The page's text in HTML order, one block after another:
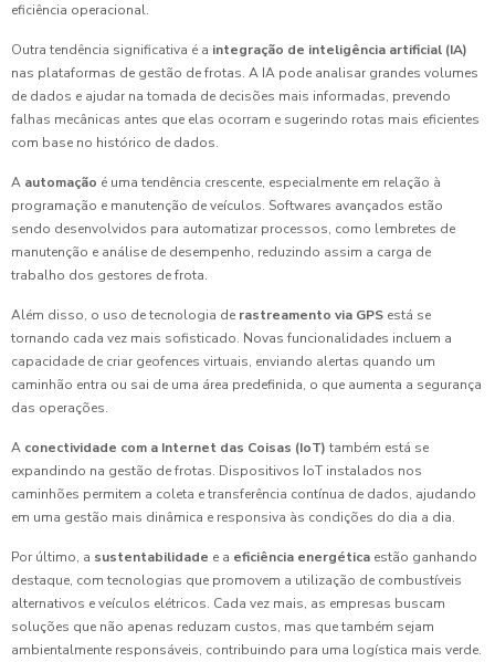
eficiência operacional.
Outra tendência significativa é a integração de inteligência artificial (IA)
nas plataformas de gestão de frotas. A IA pode analisar grandes volumes
de dados e ajudar na tomada de decisões mais informadas, prevendo
falhas mecânicas antes que elas ocorram e sugerindo rotas mais eficientes
com base no histórico de dados.
A automação é uma tendência crescente, especialmente em relação à
programação e manutenção de veículos. Softwares avançados estão
sendo desenvolvidos para automatizar processos, como lembretes de
manutenção e análise de desempenho, reduzindo assim a carga de
trabalho dos gestores de frota.
Além disso, o uso de tecnologia de rastreamento via GPS está se
tornando cada vez mais sofisticado. Novas funcionalidades incluem a
capacidade de criar geofences virtuais, enviando alertas quando um
caminhão entra ou sai de uma área predefinida, o que aumenta a segurança
das operações.
A conectividade com a Internet das Coisas (IoT) também está se
expandindo na gestão de frotas. Dispositivos IoT instalados nos
caminhões permitem a coleta e transferência contínua de dados, ajudando
em uma gestão mais dinâmica e responsiva às condições do dia a dia.
Por último, a sustentabilidade e a eficiência energética estão ganhando
destaque, com tecnologias que promovem a utilização de combustíveis
alternativos e veículos elétricos. Cada vez mais, as empresas buscam
soluções que não apenas reduzam custos, mas que também sejam
ambientalmente responsáveis, contribuindo para uma logística mais verde.